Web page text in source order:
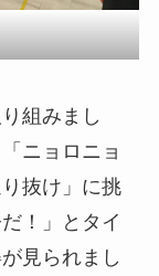
組みまし
ニョロニョ
抜け」に挑
！」とタイ
見られまし